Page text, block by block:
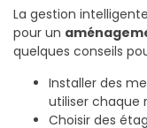
La gestion
pour un
quelques conseils
Installer des
utiliser chaque
Choisir des